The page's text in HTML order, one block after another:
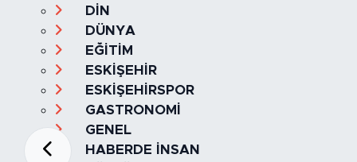
DİN
DÜNYA
EĞİTİM
ESKİŞEHİR
ESKİŞEHİRSPOR
GASTRONOMİ
GENEL
HABERDE İNSAN